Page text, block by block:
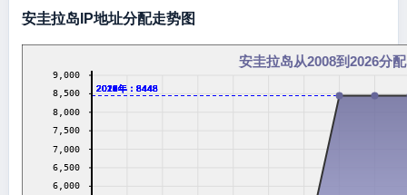
安圭拉岛IP地址分配走势图
安圭拉岛从2008到2026分
2016年：8448
2017年：8448
2018年：8448
2019年：8448
2020年：8448
2021年：8448
2022年：8448
2023年：8448
2024年：8448
2026年：8448
6,000
6,500
7,000
7,500
8,000
8,500
9,000